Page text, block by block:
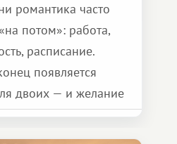
романтика часто
потом»: работа,
расписание.
появляется
двоих — и желание
человека что-то